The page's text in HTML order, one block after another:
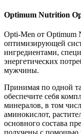
Optimum Nutrition
Opti-Men от Optimum
оптимизирующей
ингредиентами,
энергетических
мужчины.
Принимая по одной
обеспечите себя
минералов, в том
аминокислот,
основного состава